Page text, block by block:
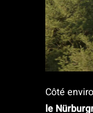
Côté
le